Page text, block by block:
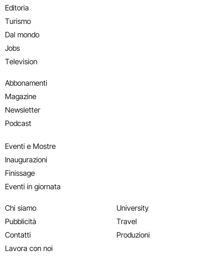
Editoria
Turismo
Dal mondo
Jobs
Television
Abbonamenti
Magazine
Newsletter
Podcast
Eventi e Mostre
Inaugurazioni
Finissage
Eventi in giornata
Chi siamo
Pubblicità
Contatti
Lavora con noi
University
Travel
Produzioni